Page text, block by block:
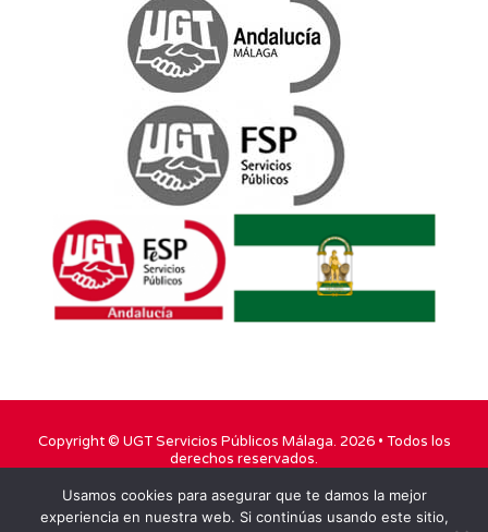
Copyright © UGT Servicios Públicos Málaga. 2026 • Todos los
derechos reservados.
TWITTER FACEBOOK YOUTUBE
Usamos cookies para asegurar que te damos la mejor
experiencia en nuestra web. Si continúas usando este sitio,